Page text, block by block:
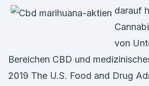
darauf
von
Bereichen CBD und
2019 The U.S. Food and Drug